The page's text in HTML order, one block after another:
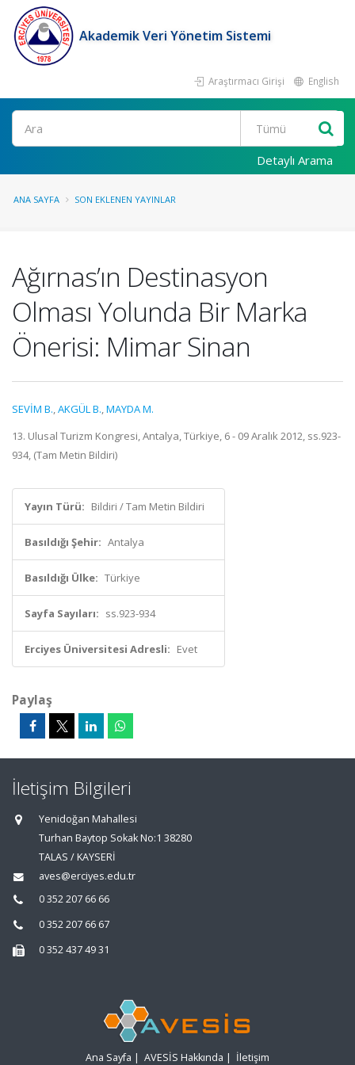
Akademik Veri Yönetim Sistemi
Araştırmacı Girişi English
Ara
Detaylı Arama
ANA SAYFA SON EKLENEN YAYINLAR
Ağırnas’ın Destinasyon
Olması Yolunda Bir Marka
Önerisi: Mimar Sinan
SEVİM B.,AKGÜL B.,MAYDA M.
13. Ulusal Turizm Kongresi, Antalya, Türkiye, 6 - 09 Aralık 2012, ss.923-
934, (Tam Metin Bildiri)
Yayın Türü: Bildiri / Tam Metin Bildiri
Basıldığı Şehir: Antalya
Basıldığı Ülke: Türkiye
Sayfa Sayıları: ss.923-934
Erciyes Üniversitesi Adresli: Evet
Paylaş
İletişim Bilgileri
Yenidoğan Mahallesi
Turhan Baytop Sokak No:1 38280
TALAS / KAYSERİ
aves@erciyes.edu.tr
0 352 207 66 66
0 352 207 66 67
0 352 437 49 31
Ana Sayfa | AVESİS Hakkında | İletişim